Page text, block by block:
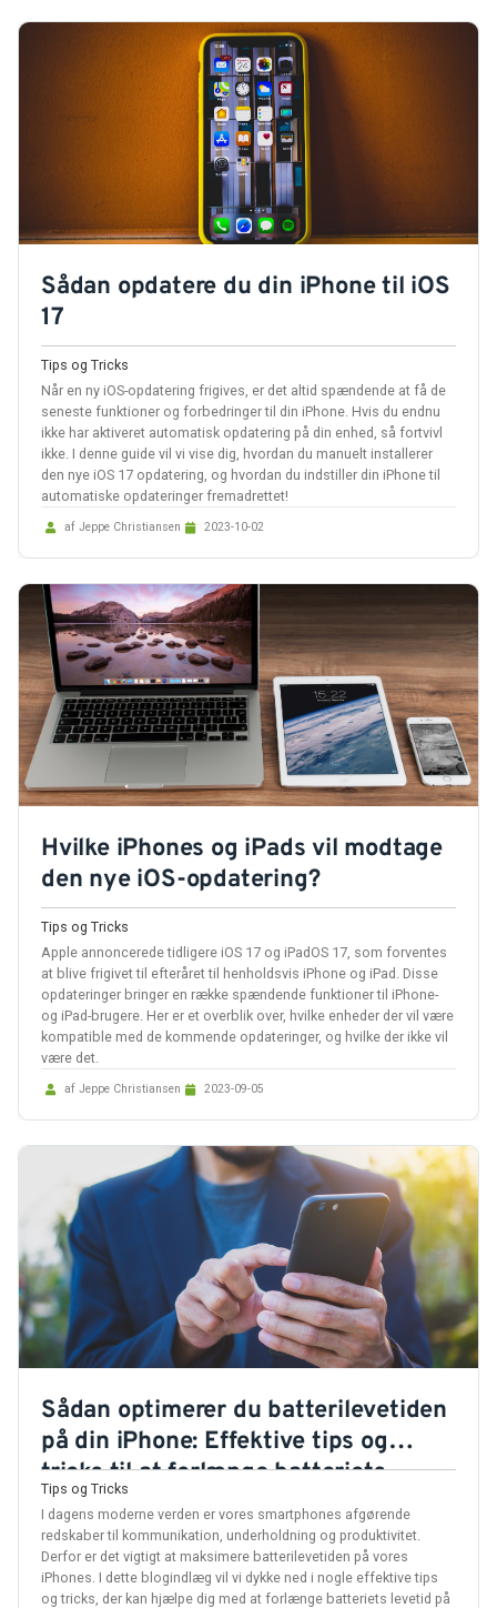
Sådan opdatere du din iPhone til iOS
17
Tips og Tricks
Når en ny iOS-opdatering frigives, er det altid spændende at få de
seneste funktioner og forbedringer til din iPhone. Hvis du endnu
ikke har aktiveret automatisk opdatering på din enhed, så fortvivl
ikke. I denne guide vil vi vise dig, hvordan du manuelt installerer
den nye iOS 17 opdatering, og hvordan du indstiller din iPhone til
automatiske opdateringer fremadrettet!
af Jeppe Christiansen 2023-10-02
Hvilke iPhones og iPads vil modtage
den nye iOS-opdatering?
Tips og Tricks
Apple annoncerede tidligere iOS 17 og iPadOS 17, som forventes
at blive frigivet til efteråret til henholdsvis iPhone og iPad. Disse
opdateringer bringer en række spændende funktioner til iPhone-
og iPad-brugere. Her er et overblik over, hvilke enheder der vil være
kompatible med de kommende opdateringer, og hvilke der ikke vil
være det.
af Jeppe Christiansen 2023-09-05
Sådan optimerer du batterilevetiden
på din iPhone: Effektive tips og
tricks til at forlænge batteriets
levetid.
Tips og Tricks
I dagens moderne verden er vores smartphones afgørende
redskaber til kommunikation, underholdning og produktivitet.
Derfor er det vigtigt at maksimere batterilevetiden på vores
iPhones. I dette blogindlæg vil vi dykke ned i nogle effektive tips
og tricks, der kan hjælpe dig med at forlænge batteriets levetid på